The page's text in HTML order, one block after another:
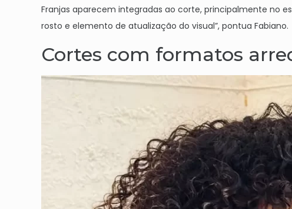
Franjas aparecem integradas ao corte, principalmente no
rosto e elemento de atualização do visual”, pontua Fabiano.
Cortes com formatos